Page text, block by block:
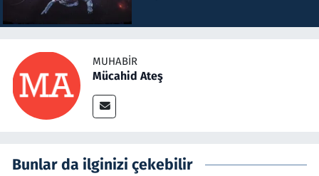
MUHABIR
Mücahid Ateş
Bunlar da ilginizi çekebilir